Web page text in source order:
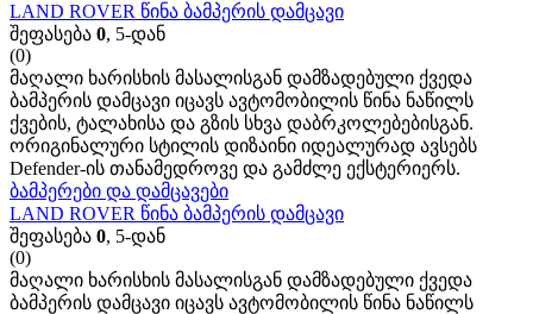
LAND ROVER წინა ბამპერის დამცავი
შეფასება 0, 5-დან
(0)
მაღალი ხარისხის მასალისგან დამზადებული ქვედა
ბამპერის დამცავი იცავს ავტომობილის წინა ნაწილს
ქვების, ტალახისა და გზის სხვა დაბრკოლებებისგან.
ორიგინალური სტილის დიზაინი იდეალურად ავსებს
Defender-ის თანამედროვე და გამძლე ექსტერიერს.
ბამპერები და დამცავები
LAND ROVER წინა ბამპერის დამცავი
შეფასება 0, 5-დან
(0)
მაღალი ხარისხის მასალისგან დამზადებული ქვედა
ბამპერის დამცავი იცავს ავტომობილის წინა ნაწილს